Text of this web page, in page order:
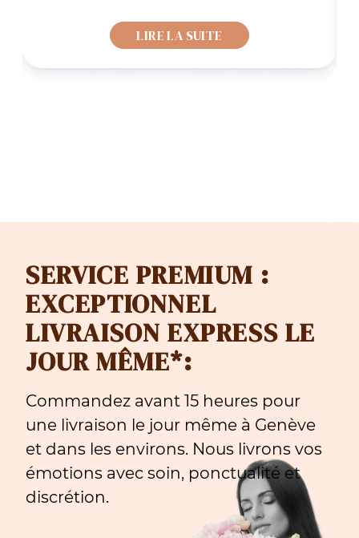
67.90
CHF
LIRE LA SUITE
SERVICE PREMIUM :
EXCEPTIONNEL
LIVRAISON EXPRESS LE
JOUR MÊME*:
Commandez avant 15 heures pour
une livraison le jour même à Genève
et dans les environs. Nous livrons vos
émotions avec soin, ponctualité et
discrétion.